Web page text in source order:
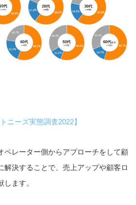
ニーズ実態調査2022】
ペレーター側からアプローチをして顧
解決することで、 売上アップや顧客ロ
します。